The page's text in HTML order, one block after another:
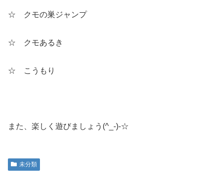
☆ クモの巣ジャンプ
☆ クモあるき
☆ こうもり
また、楽しく遊びましょう(^_-)-☆
未分類